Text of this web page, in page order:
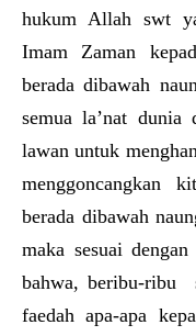
hukum Allah swt
Imam Zaman
berada dibawah
semua la’nat dunia
lawan untuk
menggoncangkan
berada dibawah
maka sesuai
bahwa, beribu-ribu
faedah apa-apa